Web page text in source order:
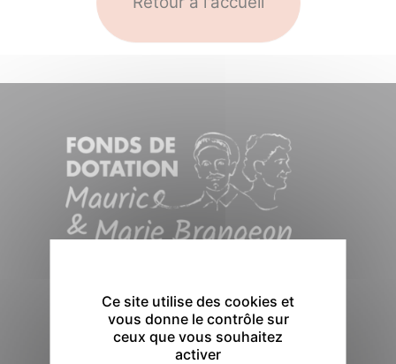
famille Brangeon, soutient des projets
ayant un impact positif sur
l’environnement, le lien social et le
Ce site utilise des cookies et
vous donne le contrôle sur
ceux que vous souhaitez
activer